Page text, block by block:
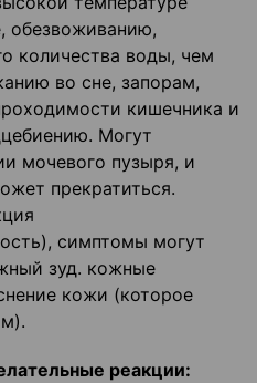
обезвоживанию,
количества воды, чем
во сне, запорам,
кишечника и
Могут
мочевого пузыря, и
прекратиться.
симптомы могут
зуд. кожные
кожи (которое
реакции: